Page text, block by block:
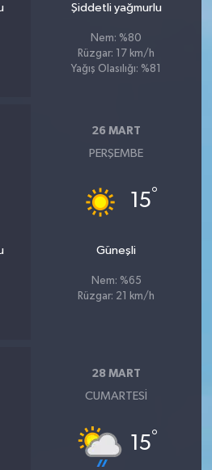
Şiddetli yağmurlu
Nem: %80
Rüzgar: 17 km/h
Yağış Olasılığı: %81
26 MART
PERŞEMBE
15°
Güneşli
Nem: %65
Rüzgar: 21 km/h
28 MART
CUMARTESI
15°